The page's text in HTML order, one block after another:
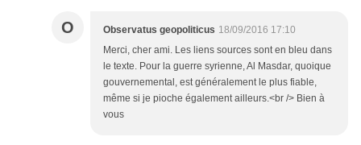
O Observatus geopoliticus 18/09/2016 17:10
Merci, cher ami. Les liens sources sont en bleu dans
le texte. Pour la guerre syrienne, Al Masdar, quoique
gouvernemental, est généralement le plus fiable,
même si je pioche également ailleurs.<br /> Bien à
vous